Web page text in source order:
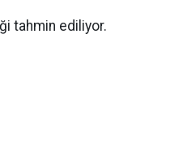
tahmin ediliyor.